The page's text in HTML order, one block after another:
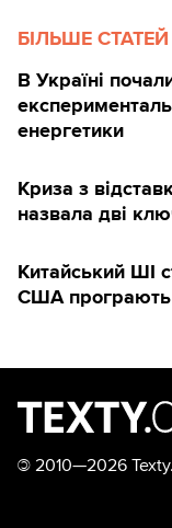
БІЛЬШЕ СТАТЕЙ
В Україні
енергетики
Криза з
назвала дві
Китайський ШІ
США програють
© 2010—2026